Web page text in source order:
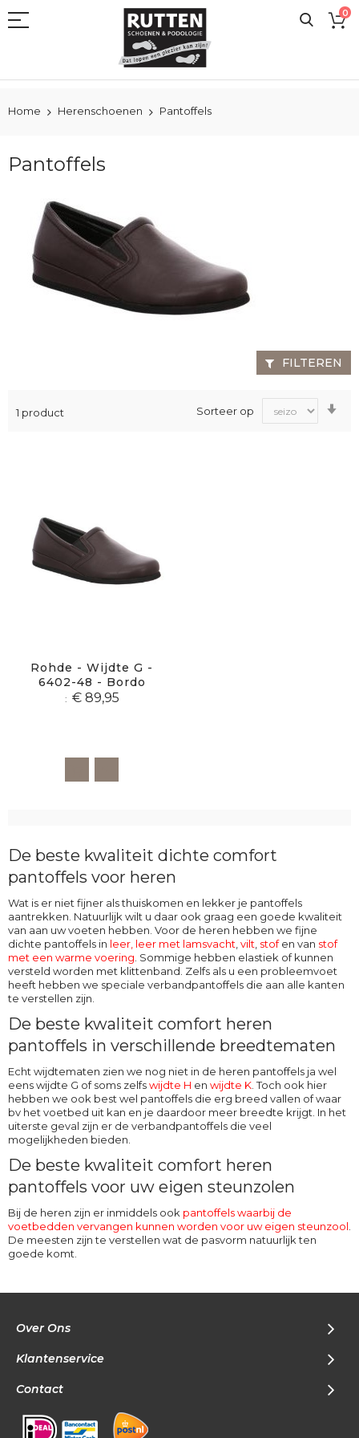
naar
0
Home Herenschoenen Pantoffels
Pantoffels
1 product Sorteer op
Rohde - Wijdte G -
6402-48 - Bordo
€ 89,95
De beste kwaliteit dichte comfort
pantoffels voor heren
Wat is er niet fijner als thuiskomen en lekker je pantoffels
aantrekken. Natuurlijk wilt u daar ook graag een goede kwaliteit
van aan uw voeten hebben. Voor de heren hebben we fijne
dichte pantoffels in leer, leer met lamsvacht,vilt, stofen van stof
met een warme voering. Sommige hebben elastiek of kunnen
versteld worden met klittenband. Zelfs als u een probleemvoet
heeft hebben we speciale verbandpantoffels die aan alle kanten
te verstellen zijn.
De beste kwaliteit comfort heren
pantoffels in verschillende breedtematen
Echt wijdtematen zien we nog niet in de heren pantoffels ja wel
eens wijdte G of soms zelfswijdte H en wijdte K. Toch ook hier
hebben we ook best wel pantoffels die erg breed vallen of waar
bv het voetbed uit kan en je daardoor meer breedte krijgt. In het
uiterste geval zijn er de verbandpantoffels die veel
mogelijkheden bieden.
De beste kwaliteit comfort heren
pantoffels voor uw eigen steunzolen
Bij de heren zijn er inmiddels ook pantoffels waarbij de
voetbedden vervangen kunnen worden voor uw eigen steunzool.
De meesten zijn te verstellen wat de pasvorm natuurlijk ten
goede komt.
FILTEREN
Over Ons
Klantenservice
Contact